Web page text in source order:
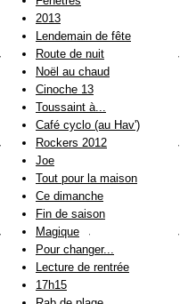
2013
Lendemain de fête
Route de nuit
Noël au chaud
Cinoche 13
Toussaint à...
Café cyclo (au Hav')
Rockers 2012
Joe
Tout pour la maison
Ce dimanche
Fin de saison
Magique
Pour changer...
Lecture de rentrée
17h15